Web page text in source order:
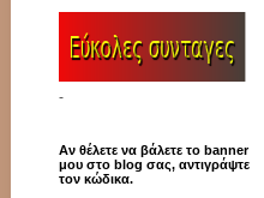
-
Αν θέλετε να βάλετε το banner
μου στο blog σας, αντιγράψτε
τον κώδικα.